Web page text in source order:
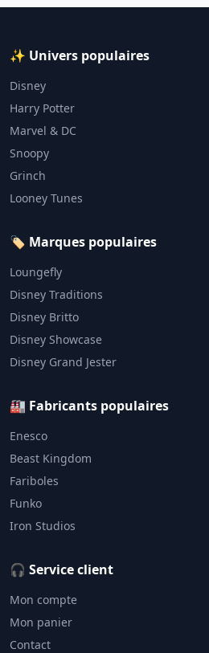
✨ Univers populaires
Disney
Harry Potter
Marvel & DC
Snoopy
Grinch
Looney Tunes
🏷️ Marques populaires
Loungefly
Disney Traditions
Disney Britto
Disney Showcase
Disney Grand Jester
🏭 Fabricants populaires
Enesco
Beast Kingdom
Fariboles
Funko
Iron Studios
🎧 Service client
Mon compte
Mon panier
Contact